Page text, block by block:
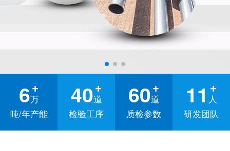
6万
吨/年产能
40道
检验工序
60道
质检参数
11 人
研发团队